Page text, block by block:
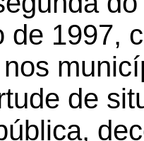
de 1997,
de